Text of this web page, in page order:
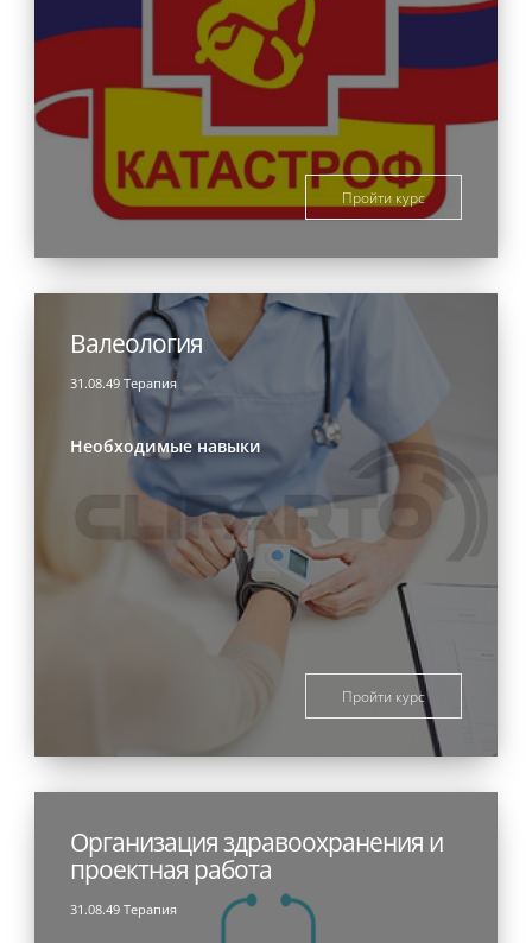
Пройти курс
Валеология
31.08.49 Терапия
Необходимые навыки
Пройти курс
Организация здравоохранения и
проектная работа
31.08.49 Терапия